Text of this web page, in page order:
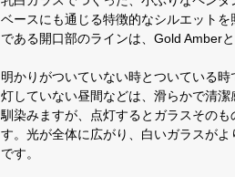
ベースにも通じる特徴的なシルエット
である開口部のラインは、Gold Amber
明かりがついていない時とついている時
灯していない昼間などは、滑らかで清
馴染みますが、点灯するとガラスその
す。光が全体に広がり、白いガラスが
です。